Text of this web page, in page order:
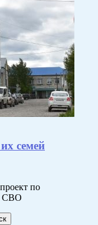
семей
по
СВО